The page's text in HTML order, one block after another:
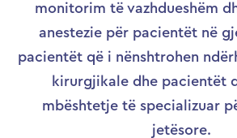
monitorim të vazhdueshëm
anestezie për pacientët në
pacientët që i nënshtrohen
kirurgjikale dhe pacientët
mbështetje të specializuar
jetësore.